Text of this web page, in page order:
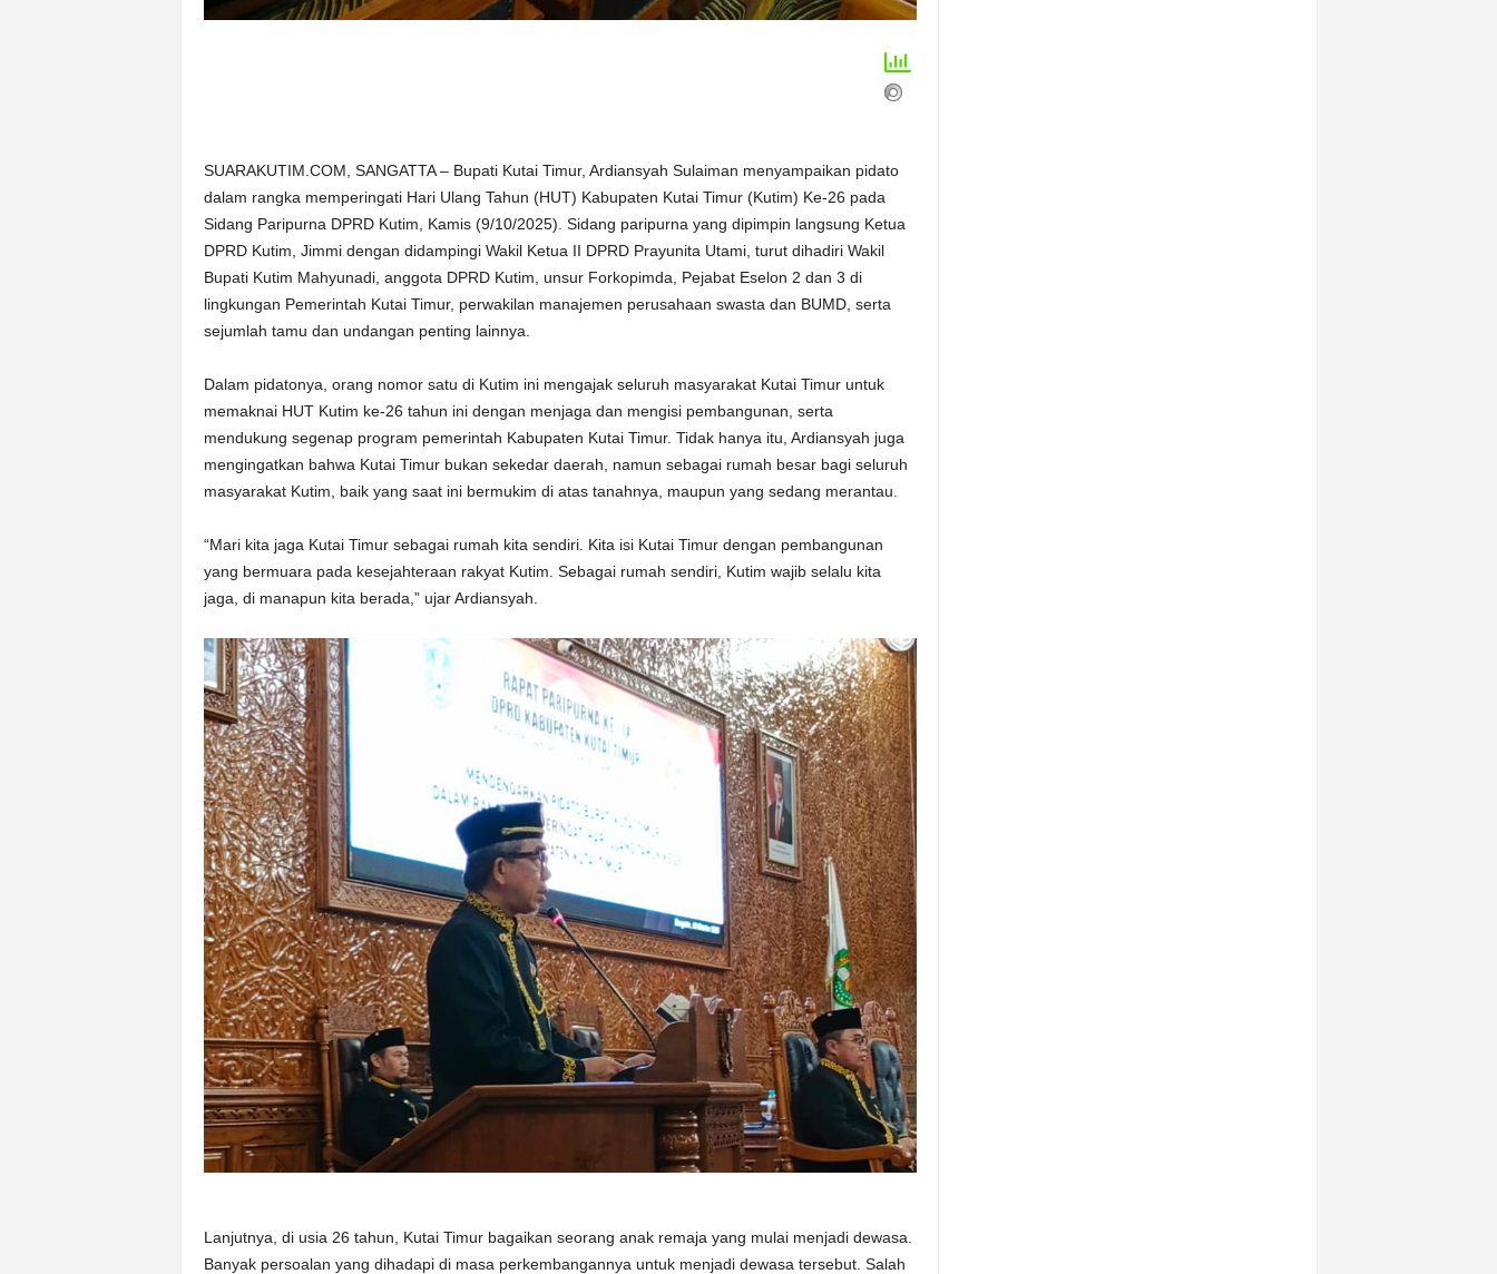
SUARAKUTIM.COM, SANGATTA – Bupati Kutai Timur, Ardiansyah Sulaiman menyampaikan pidato
dalam rangka memperingati Hari Ulang Tahun (HUT) Kabupaten Kutai Timur (Kutim) Ke-26 pada
Sidang Paripurna DPRD Kutim, Kamis (9/10/2025). Sidang paripurna yang dipimpin langsung Ketua
DPRD Kutim, Jimmi dengan didampingi Wakil Ketua II DPRD Prayunita Utami, turut dihadiri Wakil
Bupati Kutim Mahyunadi, anggota DPRD Kutim, unsur Forkopimda, Pejabat Eselon 2 dan 3 di
lingkungan Pemerintah Kutai Timur, perwakilan manajemen perusahaan swasta dan BUMD, serta
sejumlah tamu dan undangan penting lainnya.
Dalam pidatonya, orang nomor satu di Kutim ini mengajak seluruh masyarakat Kutai Timur untuk
memaknai HUT Kutim ke-26 tahun ini dengan menjaga dan mengisi pembangunan, serta
mendukung segenap program pemerintah Kabupaten Kutai Timur. Tidak hanya itu, Ardiansyah juga
mengingatkan bahwa Kutai Timur bukan sekedar daerah, namun sebagai rumah besar bagi seluruh
masyarakat Kutim, baik yang saat ini bermukim di atas tanahnya, maupun yang sedang merantau.
“Mari kita jaga Kutai Timur sebagai rumah kita sendiri. Kita isi Kutai Timur dengan pembangunan
yang bermuara pada kesejahteraan rakyat Kutim. Sebagai rumah sendiri, Kutim wajib selalu kita
jaga, di manapun kita berada,” ujar Ardiansyah.
Lanjutnya, di usia 26 tahun, Kutai Timur bagaikan seorang anak remaja yang mulai menjadi dewasa.
Banyak persoalan yang dihadapi di masa perkembangannya untuk menjadi dewasa tersebut. Salah